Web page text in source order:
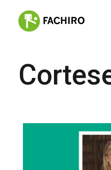
FACHIRO
CONTATTI